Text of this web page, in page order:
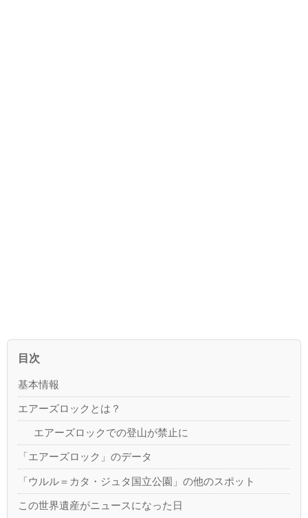
目次
基本情報
エアーズロックとは？
エアーズロックでの登山が禁止に
「エアーズロック」のデータ
「ウルル＝カタ・ジュタ国立公園」の他のスポット
この世界遺産がニュースになった日